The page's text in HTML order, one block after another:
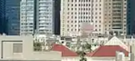
les parcourir ou en appuyant et en